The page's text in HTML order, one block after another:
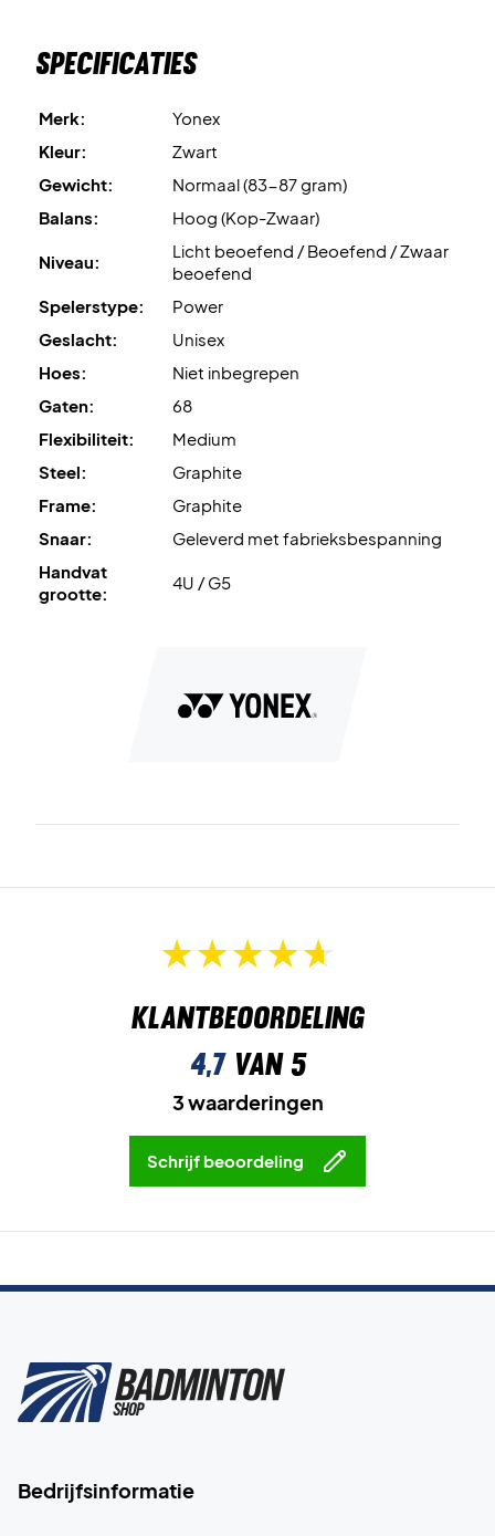
Specificaties
Merk:
Yonex
Kleur:
Zwart
Gewicht:
Normaal (83-87 gram)
Balans:
Hoog (Kop-Zwaar)
Niveau:
Licht beoefend / Beoefend / Zwaar
beoefend
Spelerstype:
Power
Geslacht:
Unisex
Hoes:
Niet inbegrepen
Gaten:
68
Flexibiliteit:
Medium
Steel:
Graphite
Frame:
Graphite
Snaar:
Geleverd met fabrieksbespanning
Handvat
grootte:
4U / G5
Klantbeoordeling
4,7van 5
3 waarderingen
Schrijf beoordeling
Bedrijfsinformatie